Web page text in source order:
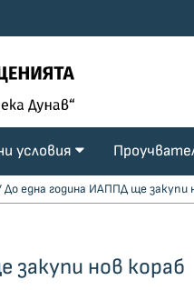
условия
До една година ИАППД ще закупи
закупи нов кораб